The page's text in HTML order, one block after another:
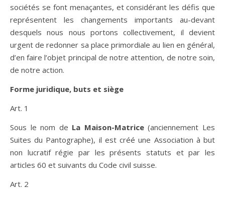
sociétés se font menaçantes, et considérant les défis que
représentent les changements importants au-devant
desquels nous nous portons collectivement, il devient
urgent de redonner sa place primordiale au lien en général,
d’en faire l’objet principal de notre attention, de notre soin,
de notre action.
Forme juridique, buts et siège
Art. 1
Sous le nom de La Maison-Matrice(anciennement Les
Suites du Pantographe), il est créé une Association à but
non lucratif régie par les présents statuts et par les
articles 60 et suivants du Code civil suisse.
Art. 2